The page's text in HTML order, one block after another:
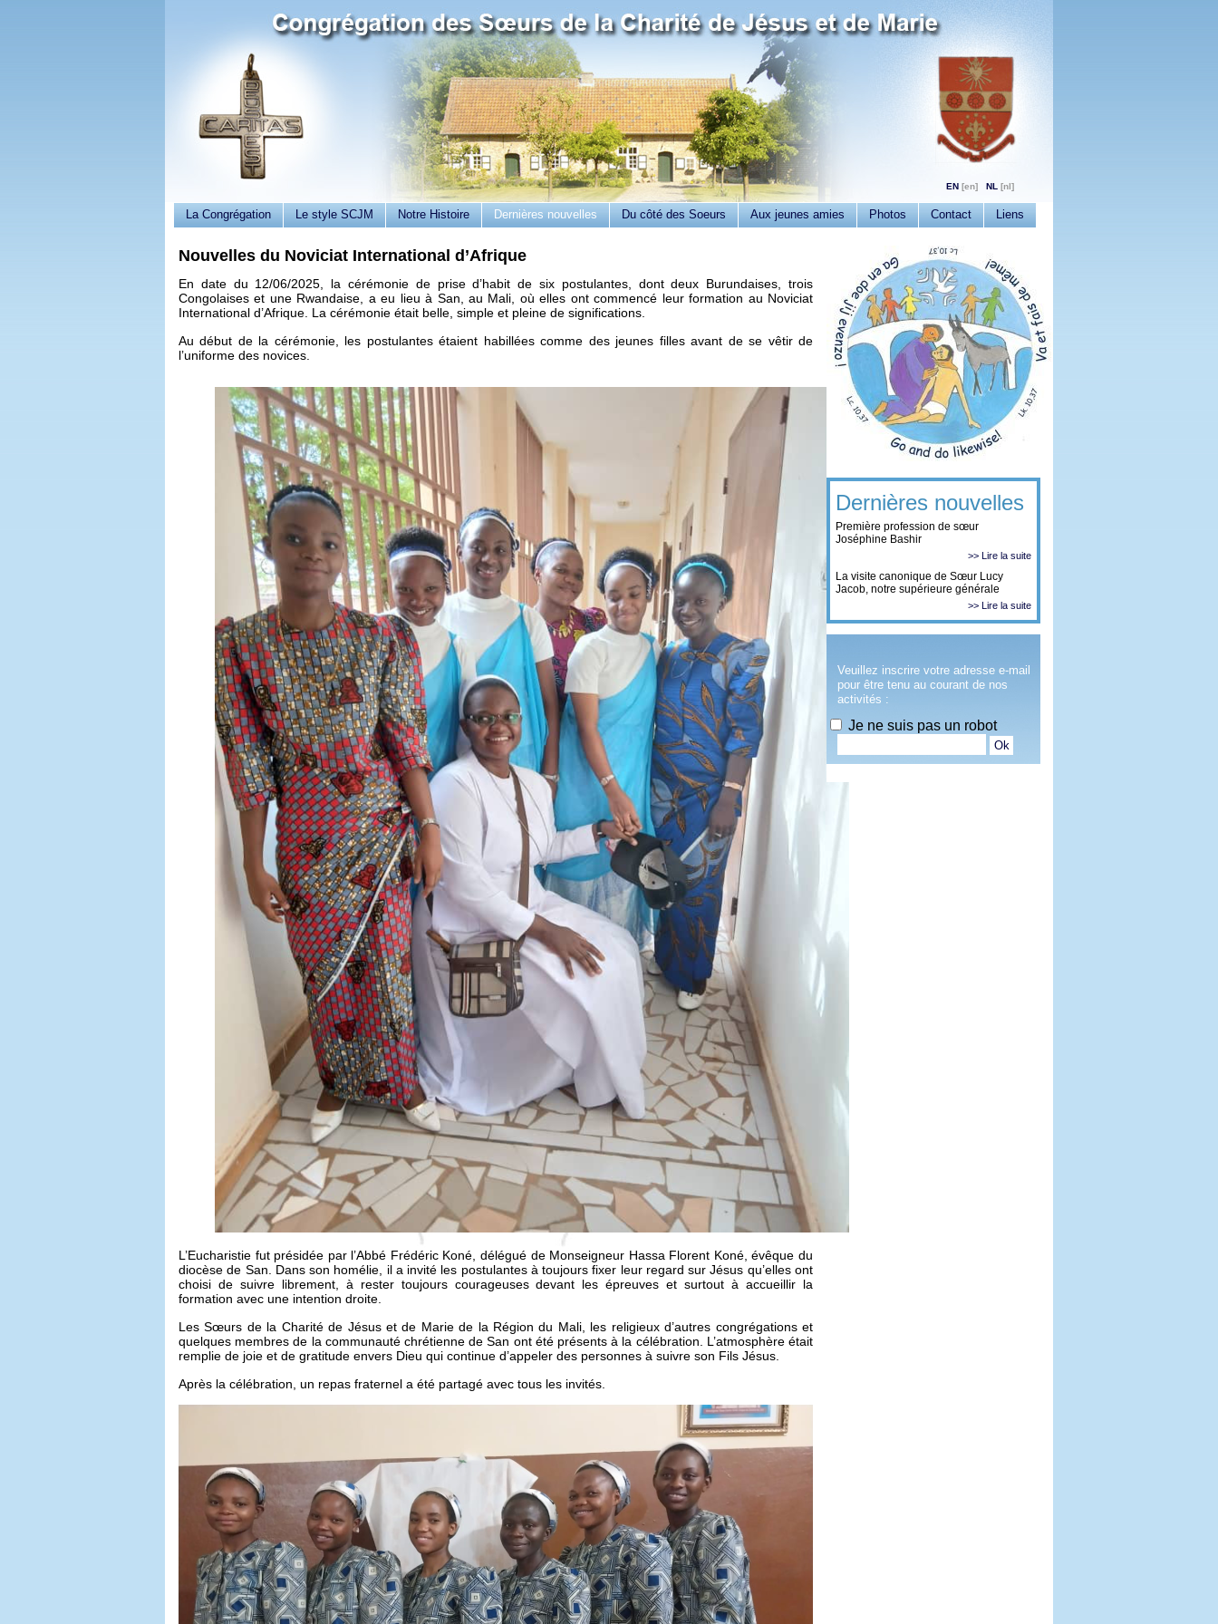
EN NL
La Congrégation Le style SCJM Notre Histoire Dernières nouvelles Du côté des Soeurs Aux jeunes amies Photos Contact Liens
Nouvelles du Noviciat International d’Afrique
En date du 12/06/2025, la cérémonie de prise d’habit de six postulantes, dont deux Burundaises, trois
Congolaises et une Rwandaise, a eu lieu à San, au Mali, où elles ont commencé leur formation au Noviciat
International d’Afrique. La cérémonie était belle, simple et pleine de significations.
Au début de la cérémonie, les postulantes étaient habillées comme des jeunes filles avant de se vêtir de
l’uniforme des novices.
L’Eucharistie fut présidée par l’Abbé Frédéric Koné, délégué de Monseigneur Hassa Florent Koné, évêque du
diocèse de San. Dans son homélie, il a invité les postulantes à toujours fixer leur regard sur Jésus qu’elles ont
choisi de suivre librement, à rester toujours courageuses devant les épreuves et surtout à accueillir la
formation avec une intention droite.
Les Sœurs de la Charité de Jésus et de Marie de la Région du Mali, les religieux d’autres congrégations et
quelques membres de la communauté chrétienne de San ont été présents à la célébration. L’atmosphère était
remplie de joie et de gratitude envers Dieu qui continue d’appeler des personnes à suivre son Fils Jésus.
Après la célébration, un repas fraternel a été partagé avec tous les invités.
Dernières nouvelles
Première profession de sœur
Joséphine Bashir
>> Lire la suite
La visite canonique de Sœur Lucy
Jacob, notre supérieure générale
>> Lire la suite
Veuillez inscrire votre adresse e-mail
pour être tenu au courant de nos
activités :
Je ne suis pas un robot